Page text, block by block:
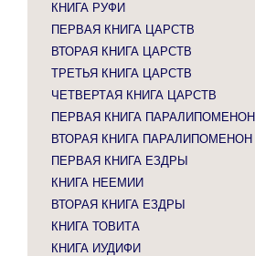
КНИГА РУФИ
ПЕРВАЯ КНИГА ЦАРСТВ
ВТОРАЯ КНИГА ЦАРСТВ
ТРЕТЬЯ КНИГА ЦАРСТВ
ЧЕТВЕРТАЯ КНИГА ЦАРСТВ
ПЕРВАЯ КНИГА ПАРАЛИПОМЕНОН
ВТОРАЯ КНИГА ПАРАЛИПОМЕНОН
ПЕРВАЯ КНИГА ЕЗДРЫ
КНИГА НЕЕМИИ
ВТОРАЯ КНИГА ЕЗДРЫ
КНИГА ТОВИТА
КНИГА ИУДИФИ